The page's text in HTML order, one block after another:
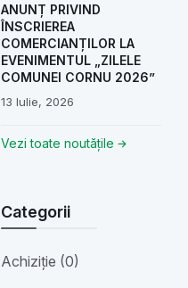
ANUNȚ PRIVIND
ÎNSCRIEREA
COMERCIANȚILOR LA
EVENIMENTUL „ZILELE
COMUNEI CORNU 2026”
13 Iulie, 2026
Vezi toate noutățile
Categorii
Achiziție (0)